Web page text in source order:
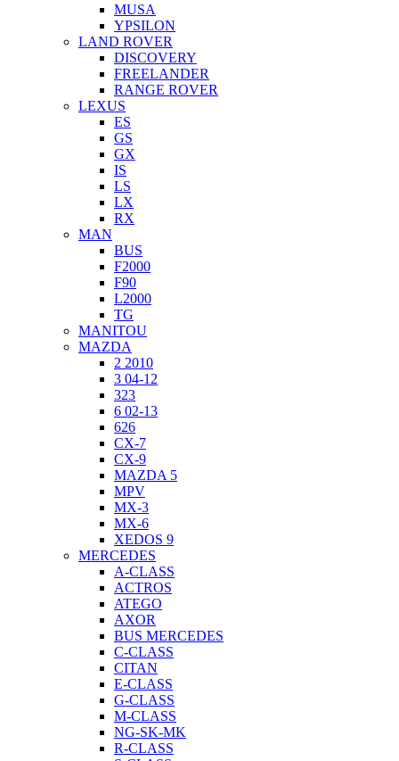
MUSA
YPSILON
LAND ROVER
DISCOVERY
FREELANDER
RANGE ROVER
LEXUS
ES
GS
GX
IS
LS
LX
RX
MAN
BUS
F2000
F90
L2000
TG
MANITOU
MAZDA
2 2010
3 04-12
323
6 02-13
626
CX-7
CX-9
MAZDA 5
MPV
MX-3
MX-6
XEDOS 9
MERCEDES
A-CLASS
ACTROS
ATEGO
AXOR
BUS MERCEDES
C-CLASS
CITAN
E-CLASS
G-CLASS
M-CLASS
NG-SK-MK
R-CLASS